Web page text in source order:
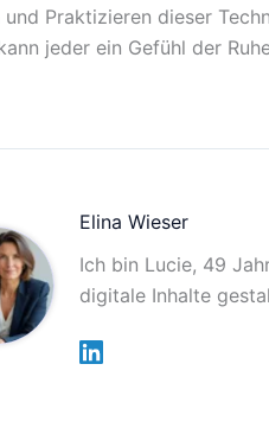
und Praktizieren dieser
jeder ein Gefühl der
Elina Wieser
Ich bin Lucie, 49
digitale Inhalte